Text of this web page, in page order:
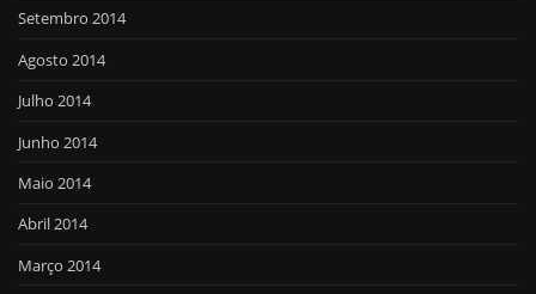
Setembro 2014
Agosto 2014
Julho 2014
Junho 2014
Maio 2014
Abril 2014
Março 2014